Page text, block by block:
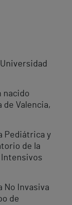
nacido
Valencia,
Pediátrica y
de la
Intensivos
No Invasiva
de